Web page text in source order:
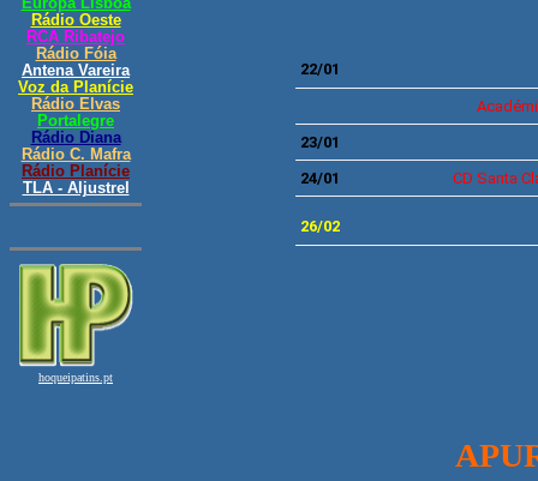
22/01
23/01
24/01
CD Santa
26/02